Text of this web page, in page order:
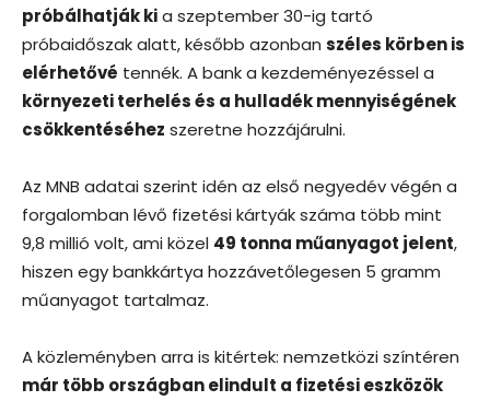
próbálhatják kia szeptember 30-ig tartó
próbaidőszak alatt, később azonban széles körben is
elérhetővé tennék. A bank a kezdeményezéssel a
környezeti terhelés és a hulladék mennyiségének
csökkentéséhez szeretne hozzájárulni.
Az MNB adatai szerint idén az első negyedév végén a
forgalomban lévő fizetési kártyák száma több mint
9,8 millió volt, ami közel 49 tonna műanyagot jelent,
hiszen egy bankkártya hozzávetőlegesen 5 gramm
műanyagot tartalmaz.
A közleményben arra is kitértek: nemzetközi színtéren
már több országban elindult a fizetési eszközök